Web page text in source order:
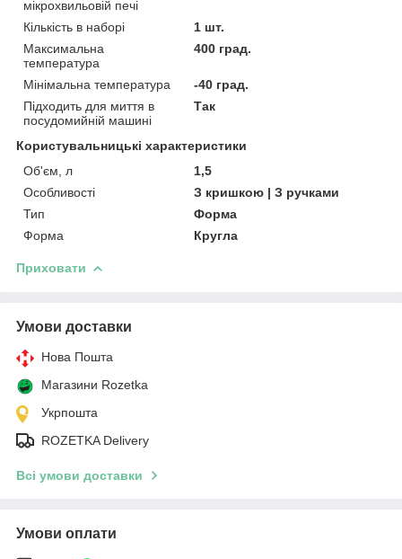
мікрохвильовій печі
Кількість в наборі
1 шт.
Максимальна
температура
400 град.
Мінімальна температура
-40 град.
Підходить для миття в
посудомийній машині
Так
Користувальницькі характеристики
Об'єм, л
1,5
Особливості
З кришкою | З ручками
Тип
Форма
Форма
Кругла
Приховати
Умови доставки
Нова Пошта
Магазини Rozetka
Укрпошта
ROZETKA Delivery
Всі умови доставки
Умови оплати